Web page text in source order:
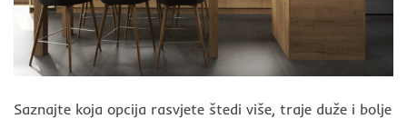
Saznajte koja opcija rasvjete štedi više, traje duže i bolje